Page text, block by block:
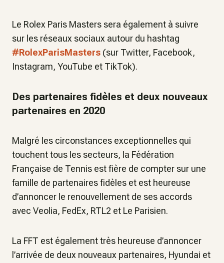
Le Rolex Paris Masters sera également à suivre
sur les réseaux sociaux autour du hashtag
#RolexParisMasters (sur Twitter, Facebook,
Instagram, YouTube et TikTok).
Des partenaires fidèles et deux nouveaux
partenaires en 2020
Malgré les circonstances exceptionnelles qui
touchent tous les secteurs, la Fédération
Française de Tennis est fière de compter sur une
famille de partenaires fidèles et est heureuse
d’annoncer le renouvellement de ses accords
avec Veolia, FedEx, RTL2 et Le Parisien.
La FFT est également très heureuse d’annoncer
l’arrivée de deux nouveaux partenaires, Hyundai et